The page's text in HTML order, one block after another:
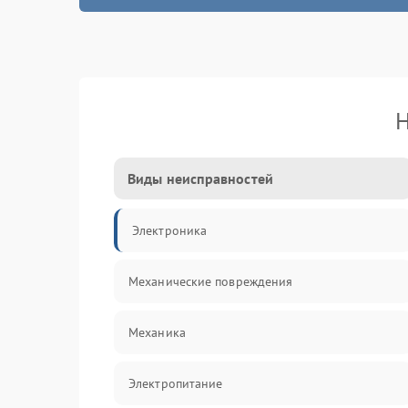
Виды неисправностей
Электроника
Механические повреждения
Механика
Электропитание